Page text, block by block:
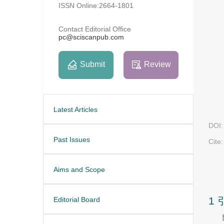
ISSN Online:2664-1801
Contact Editorial Office
pc@sciscanpub.com
Submit Review
Latest Articles
Past Issues
Aims and Scope
Editorial Board
DOI:
Cite:
1